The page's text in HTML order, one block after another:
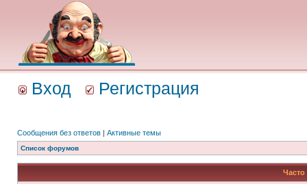
Вход Регистрация
Сообщения без ответов | Активные темы
Список форумов